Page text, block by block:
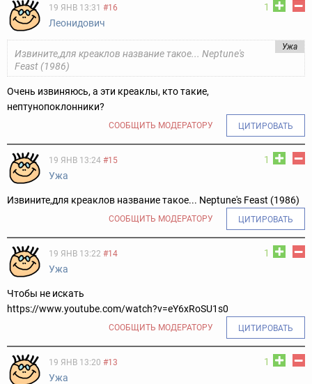
1
19 ЯНВ 13:31 #16
Леонидович
Ужа
Извините,для креаклов название такое... Neptune's
Feast (1986)
Очень извиняюсь, а эти креаклы, кто такие,
нептунопоклонники?
СООБЩИТЬ МОДЕРАТОРУ ЦИТИРОВАТЬ
1
19 ЯНВ 13:24 #15
Ужа
Извините,для креаклов название такое... Neptune's Feast (1986)
СООБЩИТЬ МОДЕРАТОРУ ЦИТИРОВАТЬ
1
19 ЯНВ 13:22 #14
Ужа
Чтобы не искать
https://www.youtube.com/watch?v=eY6xRoSU1s0
СООБЩИТЬ МОДЕРАТОРУ ЦИТИРОВАТЬ
1
19 ЯНВ 13:20 #13
Ужа